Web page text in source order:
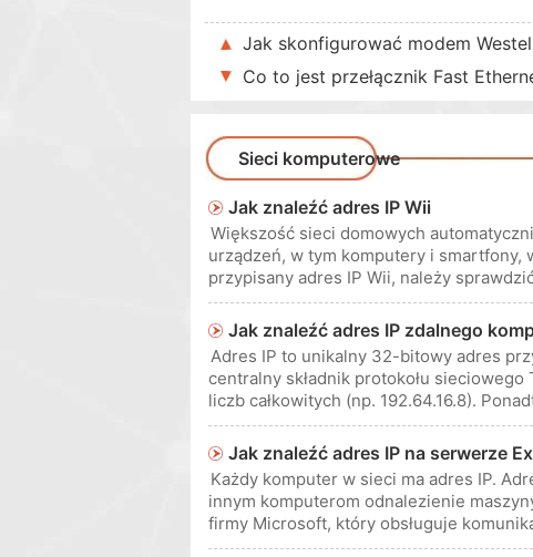
Jak skonfigurować modem
Co to jest przełącznik Fast
Sieci komputerowe
Jak znaleźć adres IP Wii
Większość sieci domowych
urządzeń, w tym komputery i smartfony,
przypisany adres IP Wii, należy
konfiguracji routera. Jeśli wcz
Jak znaleźć adres IP zdalnego
Adres IP to unikalny 32-bitowy adres
centralny składnik protokołu
liczb całkowitych (np. 192.64.16.8).
łatwiejsza do zapamięta
Jak znaleźć adres IP na serwerze
Każdy komputer w sieci ma adres IP.
innym komputerom odnalezienie
firmy Microsoft, który obsługuje
tak, aby wskaz